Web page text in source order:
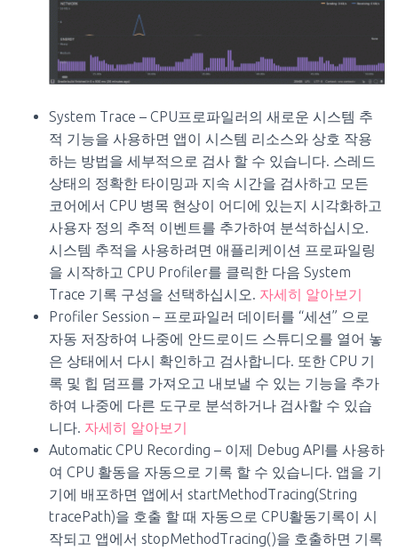
System Trace – CPU프로파일러의 새로운 시스템 추
적 기능을 사용하면 앱이 시스템 리소스와 상호 작용
하는 방법을 세부적으로 검사 할 수 있습니다. 스레드
상태의 정확한 타이밍과 지속 시간을 검사하고 모든
코어에서 CPU 병목 현상이 어디에 있는지 시각화하고
사용자 정의 추적 이벤트를 추가하여 분석하십시오.
시스템 추적을 사용하려면 애플리케이션 프로파일링
을 시작하고 CPU Profiler를 클릭한 다음 System
Trace 기록 구성을 선택하십시오. 자세히 알아보기
Profiler Session – 프로파일러 데이터를 “세션” 으로
자동 저장하여 나중에 안드로이드 스튜디오를 열어 놓
은 상태에서 다시 확인하고 검사합니다. 또한 CPU 기
록 및 힙 덤프를 가져오고 내보낼 수 있는 기능을 추가
하여 나중에 다른 도구로 분석하거나 검사할 수 있습
니다. 자세히 알아보기
Automatic CPU Recording – 이제 Debug API를 사용하
여 CPU 활동을 자동으로 기록 할 수 있습니다. 앱을 기
기에 배포하면 앱에서 startMethodTracing(String
tracePath)을 호출 할 때 자동으로 CPU활동기록이 시
작되고 앱에서 stopMethodTracing()을 호출하면 기록